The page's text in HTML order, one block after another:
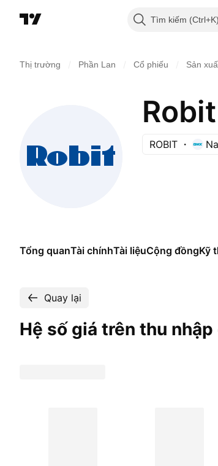
Tìm kiếm
Thị trường Phần Lan Cổ phiếu Sản
ROBIT
Tổng quanTài chínhTài liệuCộng đồngKỹ
Quay lại
Hệ số giá trên thu nhập